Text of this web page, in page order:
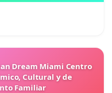
Dream Miami Centro
Cultural y de
Familiar